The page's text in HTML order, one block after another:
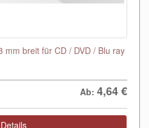
mm breit für CD / DVD / Blu ray
Ab: 4,64€
Details